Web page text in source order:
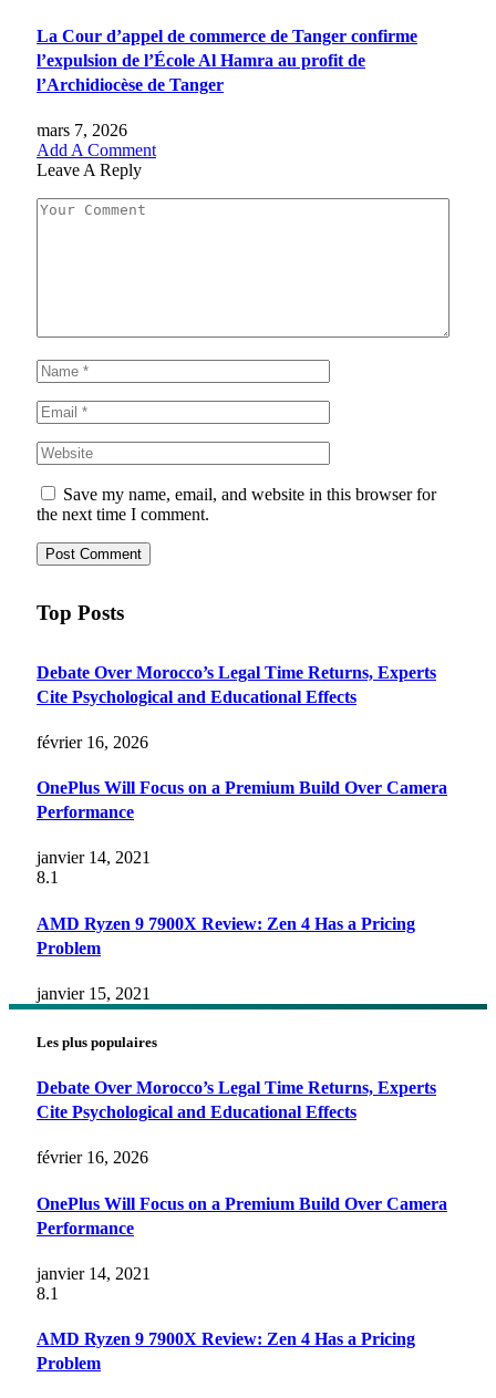
La Cour d’appel de commerce de Tanger confirme
l’expulsion de l’École Al Hamra au profit de
l’Archidiocèse de Tanger
mars 7, 2026
Add A Comment
Leave A Reply
Save my name, email, and website in this browser for
the next time I comment.
Top Posts
Debate Over Morocco’s Legal Time Returns, Experts
Cite Psychological and Educational Effects
février 16, 2026
OnePlus Will Focus on a Premium Build Over Camera
Performance
janvier 14, 2021
8.1
AMD Ryzen 9 7900X Review: Zen 4 Has a Pricing
Problem
janvier 15, 2021
Les plus populaires
Debate Over Morocco’s Legal Time Returns, Experts
Cite Psychological and Educational Effects
février 16, 2026
OnePlus Will Focus on a Premium Build Over Camera
Performance
janvier 14, 2021
8.1
AMD Ryzen 9 7900X Review: Zen 4 Has a Pricing
Problem